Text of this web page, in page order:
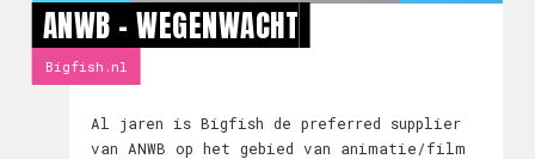
ANWB - WEGENWACHT
Bigfish.nl
Al jaren is Bigfish de preferred supplier
van ANWB op het gebied van animatie/film